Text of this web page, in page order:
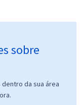
sobre
da sua área